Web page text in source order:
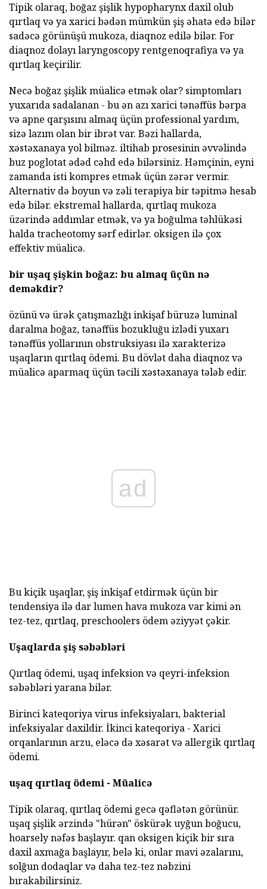
Tipik olaraq, boğaz şişlik hypopharynx daxil olub
qırtlaq və ya xarici bədən mümkün şiş əhatə edə bilər
sadəcə görünüşü mukoza, diaqnoz edilə bilər. For
diaqnoz dolayı laryngoscopy rentgenoqrafiya və ya
qırtlaq keçirilir.
Necə boğaz şişlik müalicə etmək olar? simptomları
yuxarıda sadalanan - bu ən azı xarici tənəffüs bərpa
və apne qarşısını almaq üçün professional yardım,
sizə lazım olan bir ibrət var. Bəzi hallarda,
xəstəxanaya yol bilməz. iltihab prosesinin əvvəlində
buz poglotat ədəd cəhd edə bilərsiniz. Həmçinin, eyni
zamanda isti kompres etmək üçün zərər vermir.
Alternativ də boyun və zəli terapiya bir təpitmə hesab
edə bilər. ekstremal hallarda, qırtlaq mukoza
üzərində addımlar etmək, və ya boğulma təhlükəsi
halda tracheotomy sərf edirlər. oksigen ilə çox
effektiv müalicə.
bir uşaq şişkin boğaz: bu almaq üçün nə
deməkdir?
özünü və ürək çatışmazlığı inkişaf büruzə luminal
daralma boğaz, tənəffüs bozukluğu izlədi yuxarı
tənəffüs yollarının obstruksiyası ilə xarakterizə
uşaqların qırtlaq ödemi. Bu dövlət daha diaqnoz və
müalicə aparmaq üçün təcili xəstəxanaya tələb edir.
ad
Bu kiçik uşaqlar, şiş inkişaf etdirmək üçün bir
tendensiya ilə dar lumen hava mukoza var kimi ən
tez-tez, qırtlaq, preschoolers ödem əziyyət çəkir.
Uşaqlarda şiş səbəbləri
Qırtlaq ödemi, uşaq infeksion və qeyri-infeksion
səbəbləri yarana bilər.
Birinci kateqoriya virus infeksiyaları, bakterial
infeksiyalar daxildir. İkinci kateqoriya - Xarici
orqanlarının arzu, eləcə də xəsarət və allergik qırtlaq
ödemi.
uşaq qırtlaq ödemi - Müalicə
Tipik olaraq, qırtlaq ödemi gecə qəflətən görünür.
uşaq şişlik ərzində "hürən" öskürək uyğun boğucu,
hoarsely nəfəs başlayır. qan oksigen kiçik bir sıra
daxil axmağa başlayır, belə ki, onlar mavi əzalarını,
solğun dodaqlar və daha tez-tez nəbzini
bırakabilirsiniz.